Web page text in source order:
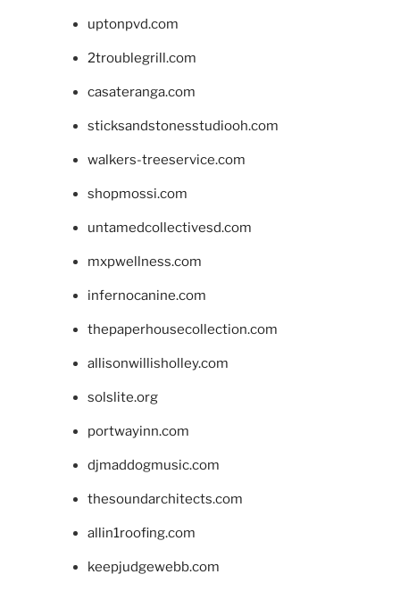
uptonpvd.com
2troublegrill.com
casateranga.com
sticksandstonesstudiooh.com
walkers-treeservice.com
shopmossi.com
untamedcollectivesd.com
mxpwellness.com
infernocanine.com
thepaperhousecollection.com
allisonwillisholley.com
solslite.org
portwayinn.com
djmaddogmusic.com
thesoundarchitects.com
allin1roofing.com
keepjudgewebb.com